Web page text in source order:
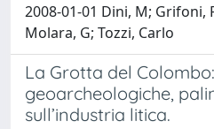
2008-01-01 Dini, M; Grifoni,
Molara, G; Tozzi, Carlo
La Grotta del
geoarcheologiche,
sull’industria litica.